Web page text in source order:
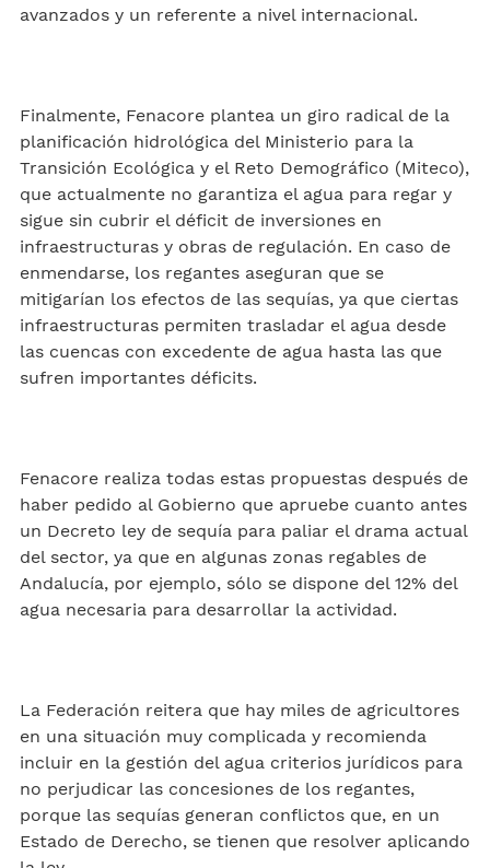
avanzados y un referente a nivel internacional.
Finalmente, Fenacore plantea un giro radical de la
planificación hidrológica del Ministerio para la
Transición Ecológica y el Reto Demográfico (Miteco),
que actualmente no garantiza el agua para regar y
sigue sin cubrir el déficit de inversiones en
infraestructuras y obras de regulación. En caso de
enmendarse, los regantes aseguran que se
mitigarían los efectos de las sequías, ya que ciertas
infraestructuras permiten trasladar el agua desde
las cuencas con excedente de agua hasta las que
sufren importantes déficits.
Fenacore realiza todas estas propuestas después de
haber pedido al Gobierno que apruebe cuanto antes
un Decreto ley de sequía para paliar el drama actual
del sector, ya que en algunas zonas regables de
Andalucía, por ejemplo, sólo se dispone del 12% del
agua necesaria para desarrollar la actividad.
La Federación reitera que hay miles de agricultores
en una situación muy complicada y recomienda
incluir en la gestión del agua criterios jurídicos para
no perjudicar las concesiones de los regantes,
porque las sequías generan conflictos que, en un
Estado de Derecho, se tienen que resolver aplicando